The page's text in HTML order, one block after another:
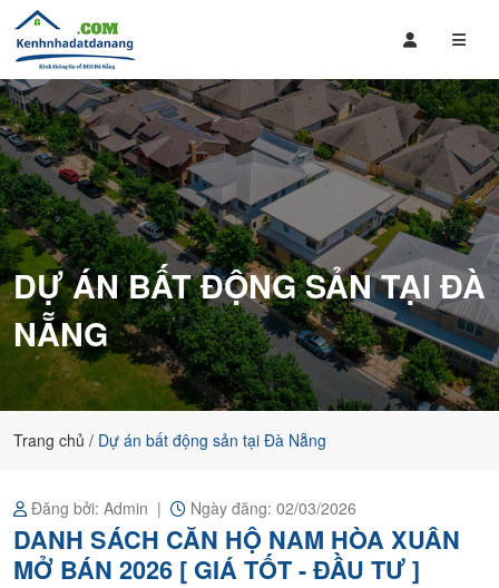
Mua
Bán
Nhà
Đất
,
Căn
Hộ
Tại
Đà
Nẵng
Bán
Đất
Nền,
Căn
Hộ
giá
rẻ
tại
Đà
Nẵng
bao
gồm
các
dự
án
của
Sungroup,
nền
chủ
DỰ ÁN BẤT ĐỘNG SẢN TẠI ĐÀ
NẴNG
Trang chủ Dự án bất động sản tại Đà Nẵng
Đăng bởi: Admin Ngày đăng: 02/03/2026
DANH SÁCH CĂN HỘ NAM HÒA XUÂN
MỞ BÁN 2026 [ GIÁ TỐT - ĐẦU TƯ ]